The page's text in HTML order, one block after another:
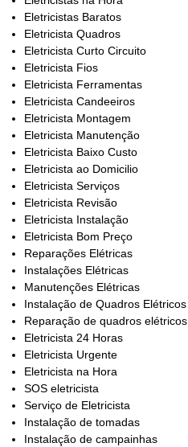
Eletricistas Baratos
Eletricista Quadros
Eletricista Curto Circuito
Eletricista Fios
Eletricista Ferramentas
Eletricista Candeeiros
Eletricista Montagem
Eletricista Manutenção
Eletricista Baixo Custo
Eletricista ao Domicilio
Eletricista Serviços
Eletricista Revisão
Eletricista Instalação
Eletricista Bom Preço
Reparações Elétricas
Instalações Elétricas
Manutenções Elétricas
Instalação de Quadros Elétricos
Reparação de quadros elétricos
Eletricista 24 Horas
Eletricista Urgente
Eletricista na Hora
SOS eletricista
Serviço de Eletricista
Instalação de tomadas
Instalação de campainhas